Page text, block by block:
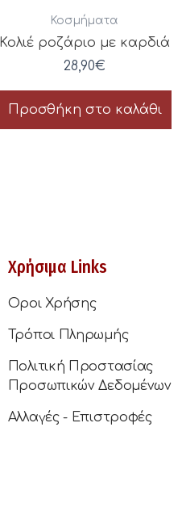
Κοσμήματα
Κολιέ ροζάριο με καρδιά
28,90€
Προσθήκη στο καλάθι
Χρήσιμα Links
Οροι Χρήσης
Τρόποι Πληρωμής
Πολιτική Προστασίας
Προσωπικών Δεδομένων
Αλλαγές - Επιστροφές